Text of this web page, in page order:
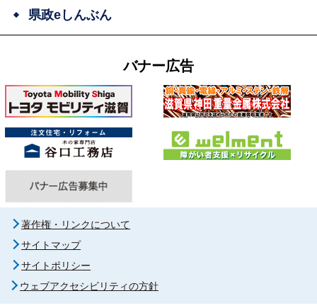
県政eしんぶん
バナー広告
著作権・リンクについて
サイトマップ
サイトポリシー
ウェブアクセシビリティの方針